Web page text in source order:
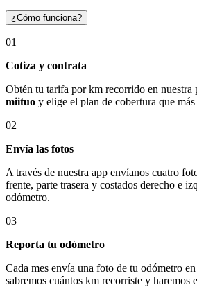
¿Cómo funciona?
01
Cotiza y contrata
Obtén tu tarifa por km recorrido en nuestra
miituo y elige el plan de cobertura que
02
Envía las fotos
A través de nuestra app envíanos cuatro
frente, parte trasera y costados derecho e
odómetro.
03
Reporta tu odómetro
Cada mes envía una foto de tu odómetro
sabremos cuántos km recorriste y haremos